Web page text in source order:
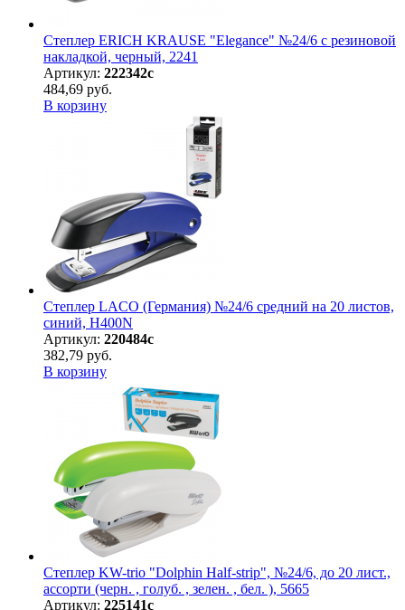
Степлер ERICH KRAUSE "Elegance" №24/6 с резиновой
накладкой, черный, 2241
Артикул: 222342с
484,69 руб.
В корзину
Степлер LACO (Германия) №24/6 средний на 20 листов,
синий, H400N
Артикул: 220484с
382,79 руб.
В корзину
Степлер KW-trio "Dolphin Half-strip", №24/6, до 20 лист.,
ассорти (черн. , голуб. , зелен. , бел. ), 5665
Артикул: 225141с